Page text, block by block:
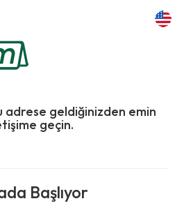
adrese geldiğinizden emin
geçin.
Başlıyor